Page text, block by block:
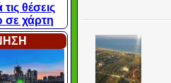
θέσεις
χάρτη